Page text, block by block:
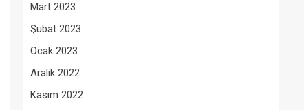
Mart 2023
Şubat 2023
Ocak 2023
Aralık 2022
Kasım 2022